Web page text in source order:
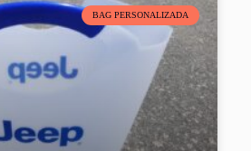
BAG PERSONALIZADA